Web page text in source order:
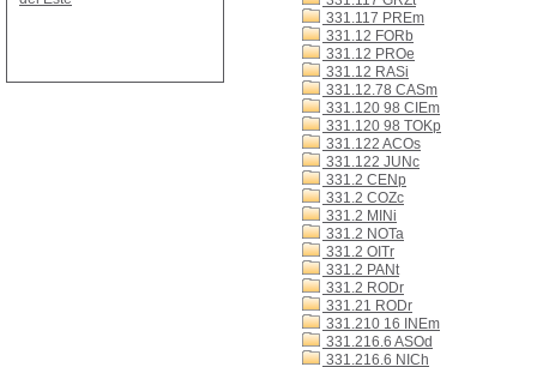
331.117 PREm
331.12 FORb
331.12 PROe
331.12 RASi
331.12.78 CASm
331.120 98 CIEm
331.120 98 TOKp
331.122 ACOs
331.122 JUNc
331.2 CENp
331.2 COZc
331.2 MINi
331.2 NOTa
331.2 OITr
331.2 PANt
331.2 RODr
331.21 RODr
331.210 16 INEm
331.216.6 ASOd
331.216.6 NICh